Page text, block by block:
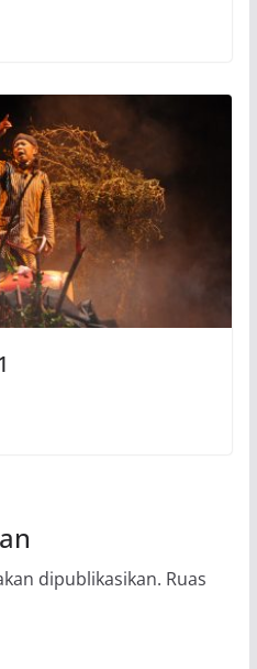
dipublikasikan. Ruas